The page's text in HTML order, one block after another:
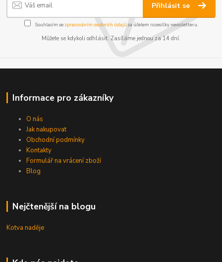
Přihlásit se
Souhlasím se zpracováním osobních údajůza účelem rozesílky newsletteru.
Můžete se kdykoli odhlásit. Zasíláme jednou za 14 dní.
Informace pro zákazníky
O nás
Jak nakupovat
Obchodní podmínky
Kontakty
Formulář na vrácení zboží
Blog
Nejčtenější na blogu
Kotva naděje